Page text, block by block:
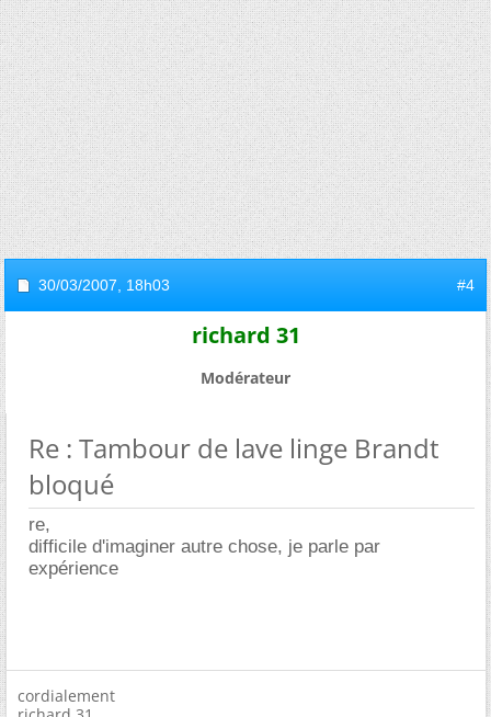
30/03/2007, 18h03 #4
richard 31
Modérateur
Re : Tambour de lave linge Brandt
bloqué
re,
difficile d'imaginer autre chose, je parle par
expérience
cordialement